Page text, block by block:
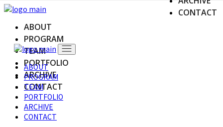
Skip
content
ABOUT
PROGRAM
TEAM
PORTFOLIO
ARCHIVE
CONTACT
CONTACT
ABOUT
PROGRAM
TEAM
PORTFOLIO
ARCHIVE
CONTACT